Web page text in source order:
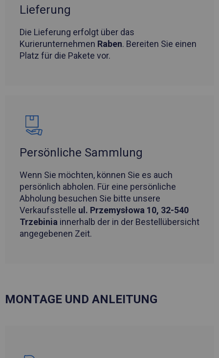
Lieferung
Die Lieferung erfolgt über das
Kurierunternehmen Raben. Bereiten Sie einen
Platz für die Pakete vor.
Persönliche Sammlung
Wenn Sie möchten, können Sie es auch
persönlich abholen. Für eine persönliche
Abholung besuchen Sie bitte unsere
Verkaufsstelle ul. Przemysłowa 10, 32-540
Trzebinia innerhalb der in der Bestellübersicht
angegebenen Zeit.
MONTAGE UND ANLEITUNG